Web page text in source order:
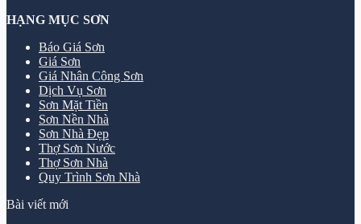
HẠNG MỤC SƠN
Báo Giá Sơn
Giá Sơn
Giá Nhân Công Sơn
Dịch Vụ Sơn
Sơn Mặt Tiền
Sơn Nền Nhà
Sơn Nhà Đẹp
Thợ Sơn Nước
Thợ Sơn Nhà
Quy Trình Sơn Nhà
Bài viết mới